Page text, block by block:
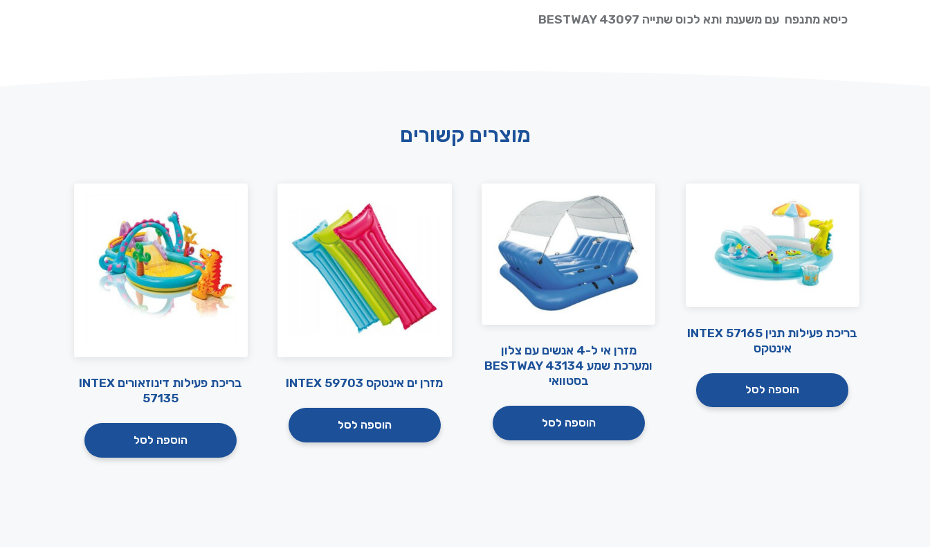
כיסא מתנפח עם משענת ותא לכוס שתייה BESTWAY 43097
מוצרים קשורים
בריכת פעילות תנין INTEX 57165
אינטקס
הוספה לסל
מזרן אי ל-4 אנשים עם צלון
ומערכת שמע BESTWAY 43134
בסטוואי
הוספה לסל
מזרן ים אינטקס INTEX 59703
הוספה לסל
בריכת פעילות דינוזאורים INTEX
57135
הוספה לסל